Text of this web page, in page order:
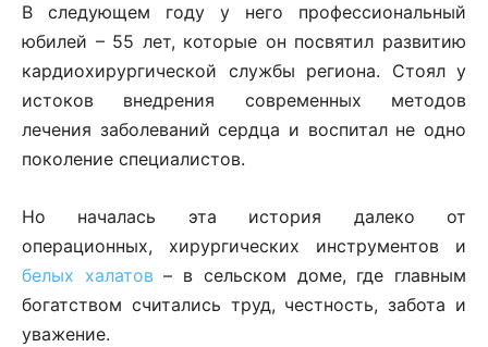
В следующем году у него профессиональный
юбилей – 55 лет, которые он посвятил развитию
кардиохирургической службы региона. Стоял у
истоков внедрения современных методов
лечения заболеваний сердца и воспитал не одно
поколение специалистов.
Но началась эта история далеко от
операционных, хирургических инструментов и
белых халатов – в сельском доме, где главным
богатством считались труд, честность, забота и
уважение.